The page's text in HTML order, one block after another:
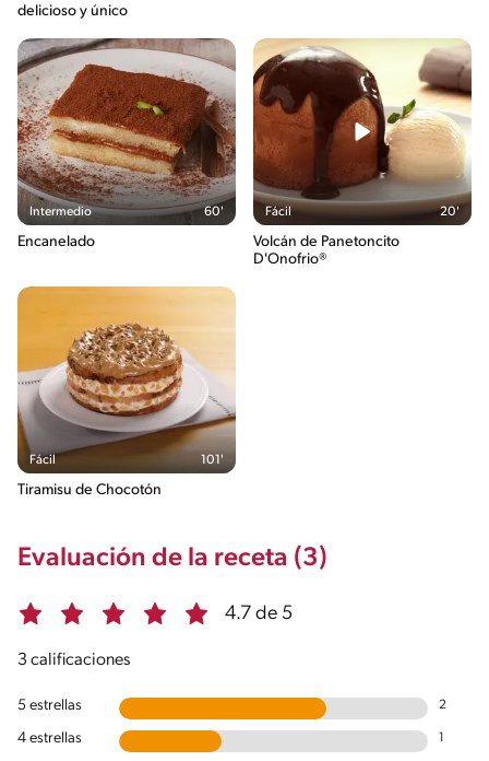
delicioso y único
Intermedio 60'
Encanelado
Fácil 20'
Volcán de Panetoncito
D'Onofrio®
Fácil 101'
Tiramisu de Chocotón
Evaluación de la receta (3)
4.7 de 5
3 calificaciones
5 estrellas 2
4 estrellas 1